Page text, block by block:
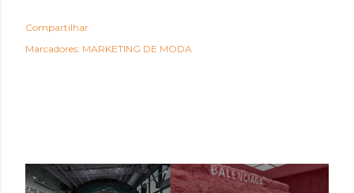
Compartilhar
Marcadores: MARKETING DE MODA